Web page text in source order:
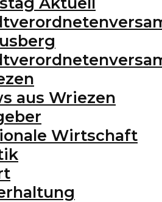
aus Wriezen
Wirtschaft